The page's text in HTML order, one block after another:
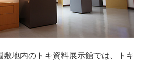
敷地内のトキ資料展示館では、トキ